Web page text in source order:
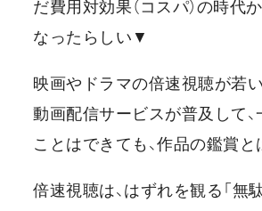
だ費用対効果（コスパ）の時代
なったらしい▼
映画やドラマの倍速視聴が若
動画配信サービスが普及して
ことはできても、作品の鑑賞
倍速視聴は、はずれを観る「